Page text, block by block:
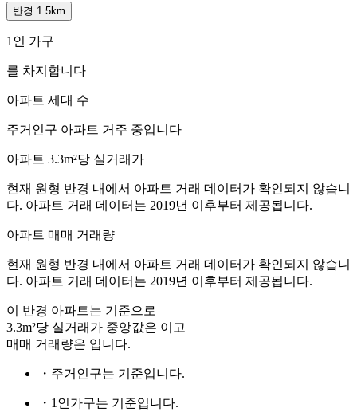
반경 1.5km
1인 가구
를 차지합니다
아파트 세대 수
주거인구 아파트 거주 중입니다
아파트 3.3m²당 실거래가
현재 원형 반경 내에서 아파트 거래 데이터가 확인되지 않습니
다. 아파트 거래 데이터는 2019년 이후부터 제공됩니다.
아파트 매매 거래량
현재 원형 반경 내에서 아파트 거래 데이터가 확인되지 않습니
다. 아파트 거래 데이터는 2019년 이후부터 제공됩니다.
이 반경 아파트는 기준으로
3.3m²당 실거래가 중앙값은 이고
매매 거래량은 입니다.
・주거인구는 기준입니다.
・1인가구는 기준입니다.